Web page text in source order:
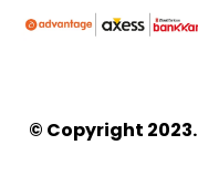
© Copyright 2023.